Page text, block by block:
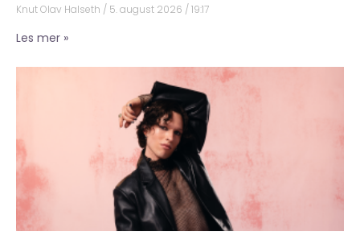
Knut Olav Halseth 5. august 2026 19:17
Les mer »